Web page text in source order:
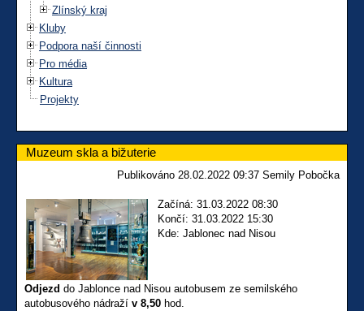
Zlínský kraj
Kluby
Podpora naší činnosti
Pro média
Kultura
Projekty
Muzeum skla a bižuterie
Publikováno 28.02.2022 09:37 Semily Pobočka
Začíná: 31.03.2022 08:30
Končí: 31.03.2022 15:30
Kde: Jablonec nad Nisou
Odjezd do Jablonce nad Nisou autobusem ze semilského
autobusového nádraží v 8,50 hod.